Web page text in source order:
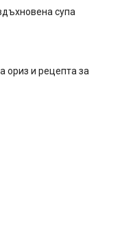
супа
ориз и рецепта за